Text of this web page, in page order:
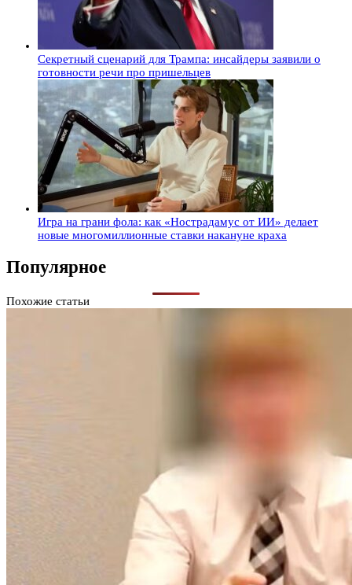
Секретный сценарий для Трампа: инсайдеры заявили о
готовности речи про пришельцев
Игра на грани фола: как «Нострадамус от ИИ» делает
новые многомиллионные ставки накануне краха
Популярное
Похожие статьи